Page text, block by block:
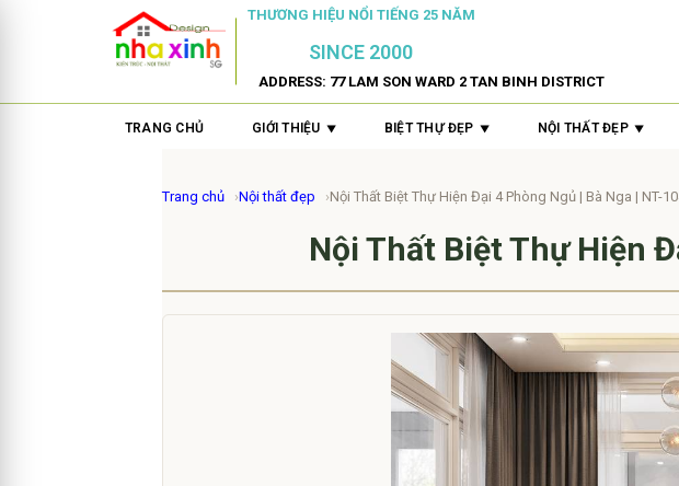
THƯƠNG HIỆU NỔI TIẾNG 25 NĂM
SINCE 2000
ADDRESS: 77 LAM SON WARD 2 TAN BINH DISTRICT
TRANG CHỦ GIỚI THIỆU BIỆT THỰ ĐẸP NỘI THẤT ĐẸP
Trang chủ Nội thất đẹp Nội Thất Biệt Thự Hiện Đại 4 Phòng Ngủ | Bà Nga | NT-
Nội Thất Biệt Thự Hiện